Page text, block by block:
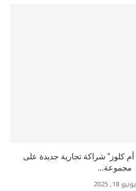
كلوز” شراكة تجارية جديدة على
مجموعة...
يونيو 18, 2025